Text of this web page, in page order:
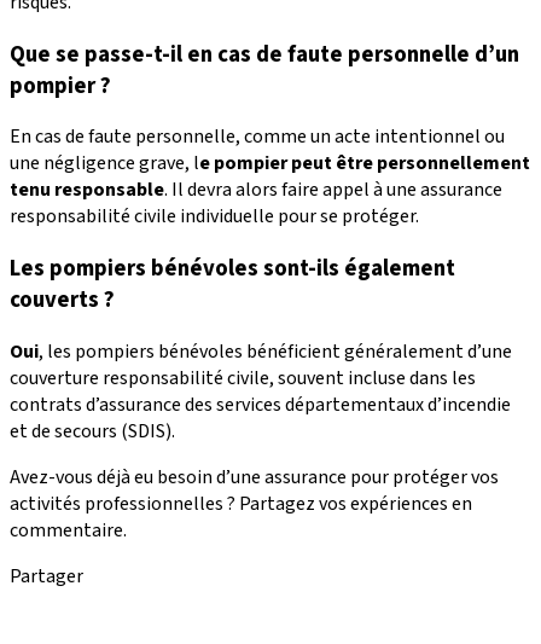
Que se passe-t-il en cas de faute personnelle d’un
pompier ?
En cas de faute personnelle, comme un acte intentionnel ou
une négligence grave, le pompier peut être personnellement
tenu responsable. Il devra alors faire appel à une assurance
responsabilité civile individuelle pour se protéger.
Les pompiers bénévoles sont-ils également
couverts ?
Oui, les pompiers bénévoles bénéficient généralement d’une
couverture responsabilité civile, souvent incluse dans les
contrats d’assurance des services départementaux d’incendie
et de secours (SDIS).
Avez-vous déjà eu besoin d’une assurance pour protéger vos
activités professionnelles ? Partagez vos expériences en
commentaire.
Partager